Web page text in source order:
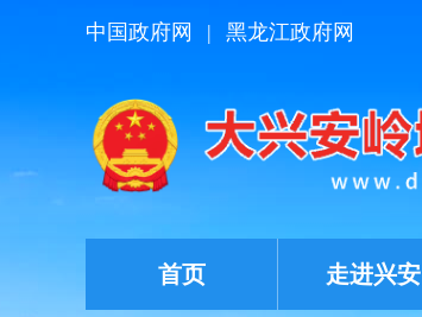
中国政府网 | 黑龙江政府网
首页 走进兴安